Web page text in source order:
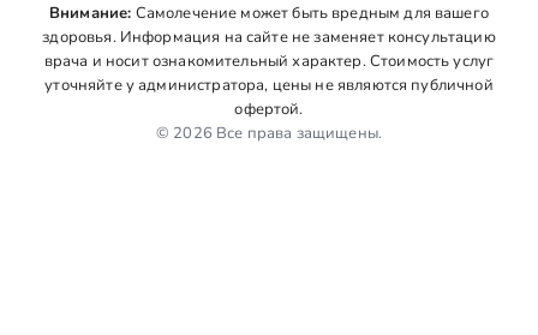
Внимание: Самолечение может быть вредным для вашего
здоровья. Информация на сайте не заменяет консультацию
врача и носит ознакомительный характер. Стоимость услуг
уточняйте у администратора, цены не являются публичной
офертой.
© 2026 Все права защищены.